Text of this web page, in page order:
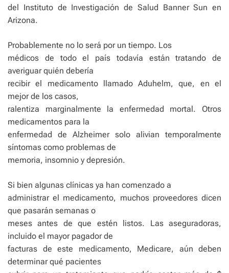
del Instituto de Investigación de Salud Banner Sun en
Arizona.
Probablemente no lo será por un tiempo. Los
médicos de todo el país todavía están tratando de
averiguar quién debería
recibir el medicamento llamado Aduhelm, que, en el
mejor de los casos,
ralentiza marginalmente la enfermedad mortal. Otros
medicamentos para la
enfermedad de Alzheimer solo alivian temporalmente
síntomas como problemas de
memoria, insomnio y depresión.
Si bien algunas clínicas ya han comenzado a
administrar el medicamento, muchos proveedores dicen
que pasarán semanas o
meses antes de que estén listos. Las aseguradoras,
incluido el mayor pagador de
facturas de este medicamento, Medicare, aún deben
determinar qué pacientes